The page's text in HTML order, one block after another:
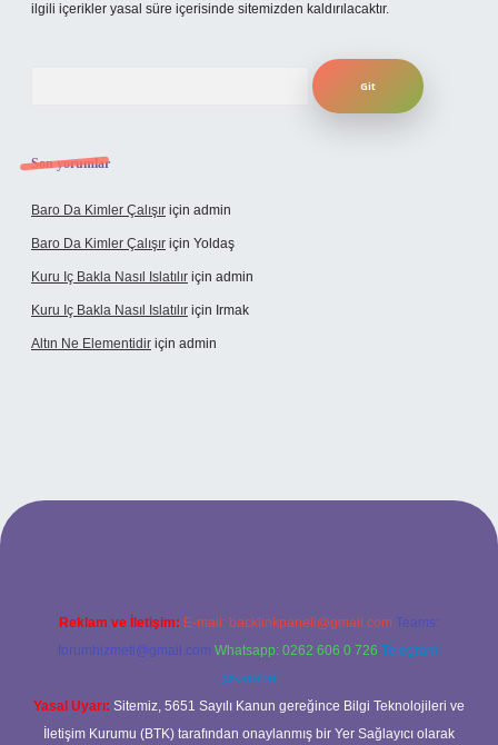
ilgili içerikler yasal süre içerisinde sitemizden kaldırılacaktır.
Son yorumlar
Baro Da Kimler Çalışır için admin
Baro Da Kimler Çalışır için Yoldaş
Kuru Iç Bakla Nasıl Islatılır için admin
Kuru Iç Bakla Nasıl Islatılır için Irmak
Altın Ne Elementidir için admin
güncel giriş
Reklam ve İletişim: E-mail: backlinkpaneli@gmail.com Teams:
forumhizmeti@gmail.com Whatsapp: 0262 606 0 726 Telegram:
@karabul
Yasal Uyarı: Sitemiz, 5651 Sayılı Kanun gereğince Bilgi Teknolojileri ve
İletişim Kurumu (BTK) tarafından onaylanmış bir Yer Sağlayıcı olarak